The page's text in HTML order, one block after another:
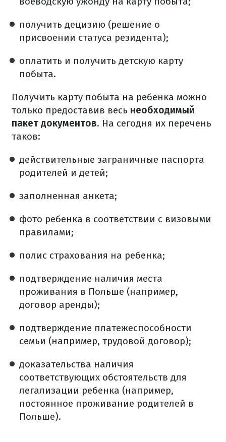
получить децизию (решение о
присвоении статуса резидента);
оплатить и получить детскую карту
побыта.
Получить карту побыта на ребенка можно
только предоставив весь необходимый
пакет документов. На сегодня их перечень
таков:
действительные заграничные паспорта
родителей и детей;
заполненная анкета;
фото ребенка в соответствии с визовыми
правилами;
полис страхования на ребенка;
подтверждение наличия места
проживания в Польше (например,
договор аренды);
подтверждение платежеспособности
семьи (например, трудовой договор);
доказательства наличия
соответствующих обстоятельств для
легализации ребенка (например,
постоянное проживание родителей в
Польше).